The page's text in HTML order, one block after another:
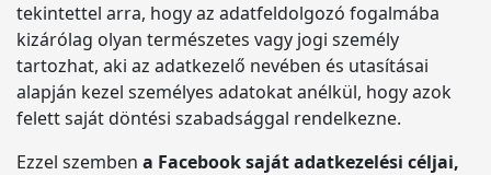
tekintettel arra, hogy az adatfeldolgozó fogalmába
kizárólag olyan természetes vagy jogi személy
tartozhat, aki az adatkezelő nevében és utasításai
alapján kezel személyes adatokat anélkül, hogy azok
felett saját döntési szabadsággal rendelkezne.
Ezzel szemben a Facebook saját adatkezelési céljai,